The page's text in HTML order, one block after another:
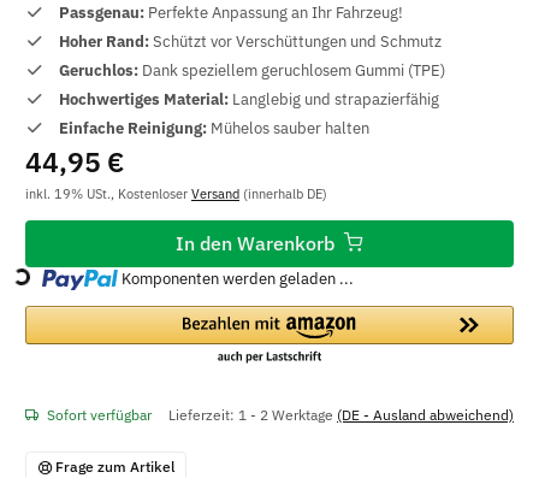
Passgenau: Perfekte Anpassung an Ihr Fahrzeug!
Hoher Rand:Schützt vor Verschüttungen und Schmutz
Geruchlos: Dank speziellem geruchlosem Gummi (TPE)
Hochwertiges Material: Langlebig und strapazierfähig
Einfache Reinigung: Mühelos sauber halten
44,95 €
inkl. 19% USt., Kostenloser Versand (innerhalb DE)
In den Warenkorb
Loading... Komponenten werden geladen ...
Sofort verfügbar Lieferzeit: 1 - 2 Werktage (DE - Ausland abweichend)
Frage zum Artikel